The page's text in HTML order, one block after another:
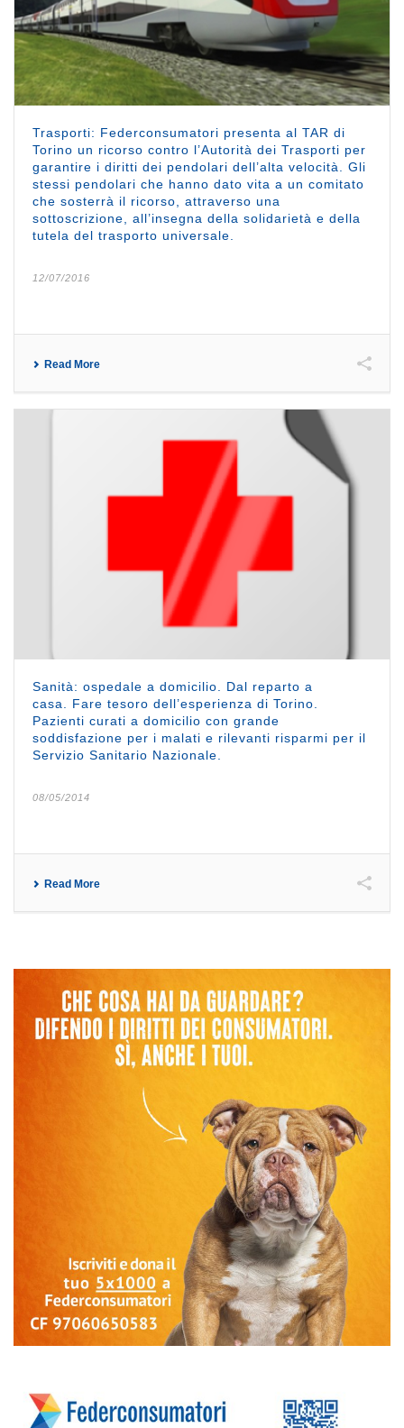
Trasporti: Federconsumatori presenta al TAR di
Torino un ricorso contro l’Autorità dei Trasporti per
garantire i diritti dei pendolari dell’alta velocità. Gli
stessi pendolari che hanno dato vita a un comitato
che sosterrà il ricorso, attraverso una
sottoscrizione, all’insegna della solidarietà e della
tutela del trasporto universale.
12/07/2016
Read More
Sanità: ospedale a domicilio. Dal reparto a
casa. Fare tesoro dell’esperienza di Torino.
Pazienti curati a domicilio con grande
soddisfazione per i malati e rilevanti risparmi per il
Servizio Sanitario Nazionale.
08/05/2014
Read More